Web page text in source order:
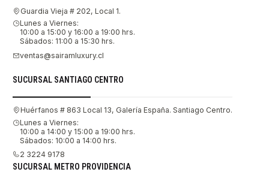
Guardia Vieja # 202, Local 1.
Lunes a Viernes:
10:00 a 15:00 y 16:00 a 19:00 hrs.
Sábados: 11:00 a 15:30 hrs.
ventas@sairamluxury.cl
SUCURSAL SANTIAGO CENTRO
Huérfanos # 863 Local 13, Galería España. Santiago Centro.
Lunes a Viernes:
10:00 a 14:00 y 15:00 a 19:00 hrs.
Sábados: 10:00 a 14:00 hrs.
2 3224 9178
SUCURSAL METRO PROVIDENCIA